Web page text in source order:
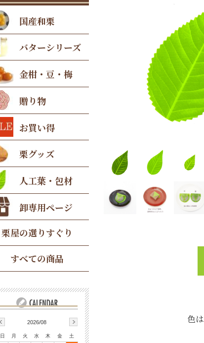
色
国産和栗
バターシリーズ
金柑・豆・梅
贈り物
お買い得
栗グッズ
人工葉・包材
卸専用ページ
栗屋の選りすぐり
すべての商品
2026/08
日 月 火 水 木 金
土